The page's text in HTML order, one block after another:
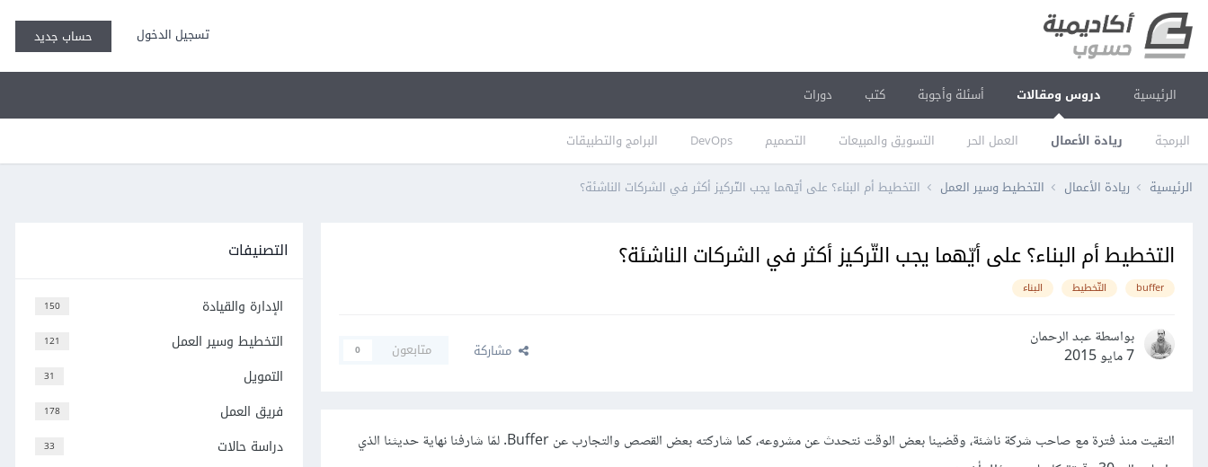
تسجيل الدخول حساب جديد
الرئيسية دروس ومقالات
البرمجة ريادة الأعمال العمل الحر التسويق والمبيعات التصميم DevOps البرامج والتطبيقات
أسئلة وأجوبة كتب دورات
الرئيسية ريادة الأعمال التخطيط وسير العمل التخطيط أم البناء؟ على أيّهما يجب التّركيز أكثر في الشركات الناشئة؟
التخطيط أم البناء؟ على أيّهما يجب التّركيز أكثر في الشركات الناشئة؟
buffer التّخطيط البناء
بواسطة عبد الرحمان
7 مايو 2015
مشاركة متابعون 0
التقيت منذ فترة مع صاحب شركة ناشئة، وقضينا بعض الوقت نتحدث عن مشروعه، كما شاركته بعض القصص والتجارب عن Buffer. لمّا شارفنا نهاية حديثنا الذي
التصنيفات
150 الإدارة والقيادة
121 التخطيط وسير العمل
31 التمويل
178 فريق العمل
33 دراسة حالات